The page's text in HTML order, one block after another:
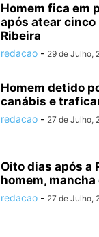
Homem fica em
após atear
Ribeira
redacao - 29 de Julho,
Homem detido
canábis e
redacao - 27 de Julho,
Oito dias após a
homem,
redacao - 27 de Julho,